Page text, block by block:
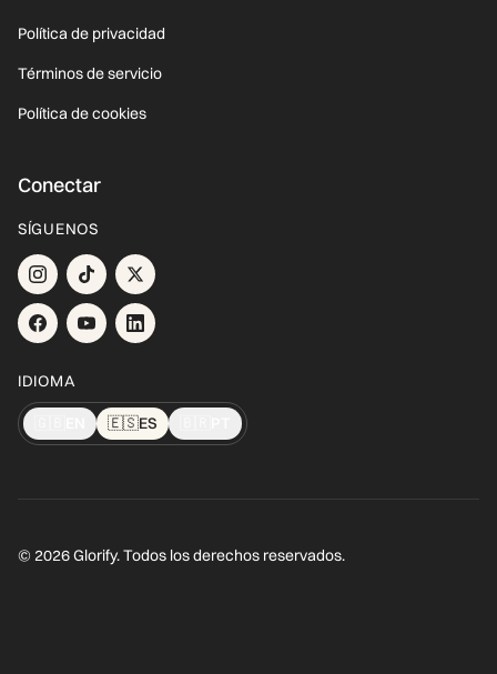
Política de privacidad
Términos de servicio
Política de cookies
Conectar
SÍGUENOS
IDIOMA
🇪🇸ES
© 2026 Glorify. Todos los derechos reservados.